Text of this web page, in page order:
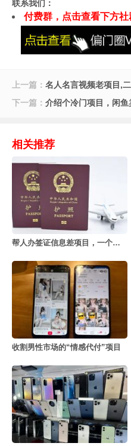
付费群，点击查看下方
上一篇： 名人名言视频老项目,
下一篇： 介绍个冷门项目，闲
相关推荐
帮人办签证信息差项目，一个月赚几十万
收割男性市场的“情感代付”项目